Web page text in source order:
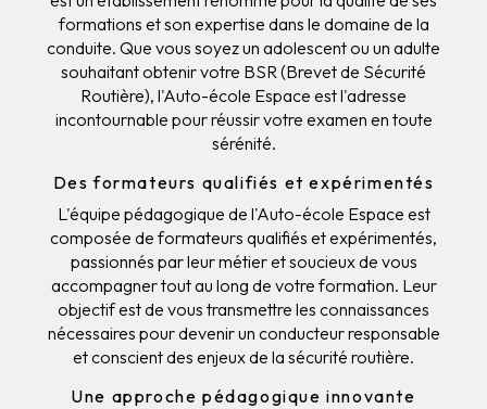
formations et son expertise dans le domaine de la
conduite. Que vous soyez un adolescent ou un adulte
souhaitant obtenir votre BSR (Brevet de Sécurité
Routière), l'Auto-école Espace est l'adresse
incontournable pour réussir votre examen en toute
sérénité.
Des formateurs qualifiés et expérimentés
L'équipe pédagogique de l'Auto-école Espace est
composée de formateurs qualifiés et expérimentés,
passionnés par leur métier et soucieux de vous
accompagner tout au long de votre formation. Leur
objectif est de vous transmettre les connaissances
nécessaires pour devenir un conducteur responsable
et conscient des enjeux de la sécurité routière.
Une approche pédagogique innovante